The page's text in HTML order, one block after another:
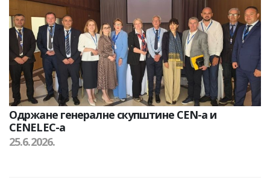
Одржане генералне скупштине CEN-а и
CENELEC-а
25.6.2026.